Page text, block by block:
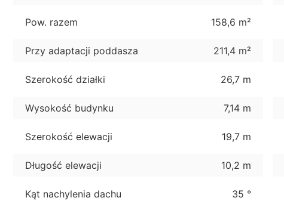
Pow. razem 158,6 m²
Przy adaptacji poddasza 211,4 m²
Szerokość działki 26,7 m
Wysokość budynku 7,14 m
Szerokość elewacji 19,7 m
Długość elewacji 10,2 m
Kąt nachylenia dachu 35 °